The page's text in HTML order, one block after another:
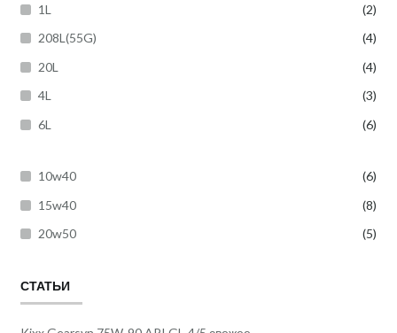
1L
(2)
208L(55G)
(4)
20L
(4)
4L
(3)
6L
(6)
10w40
(6)
15w40
(8)
20w50
(5)
СТАТЬИ